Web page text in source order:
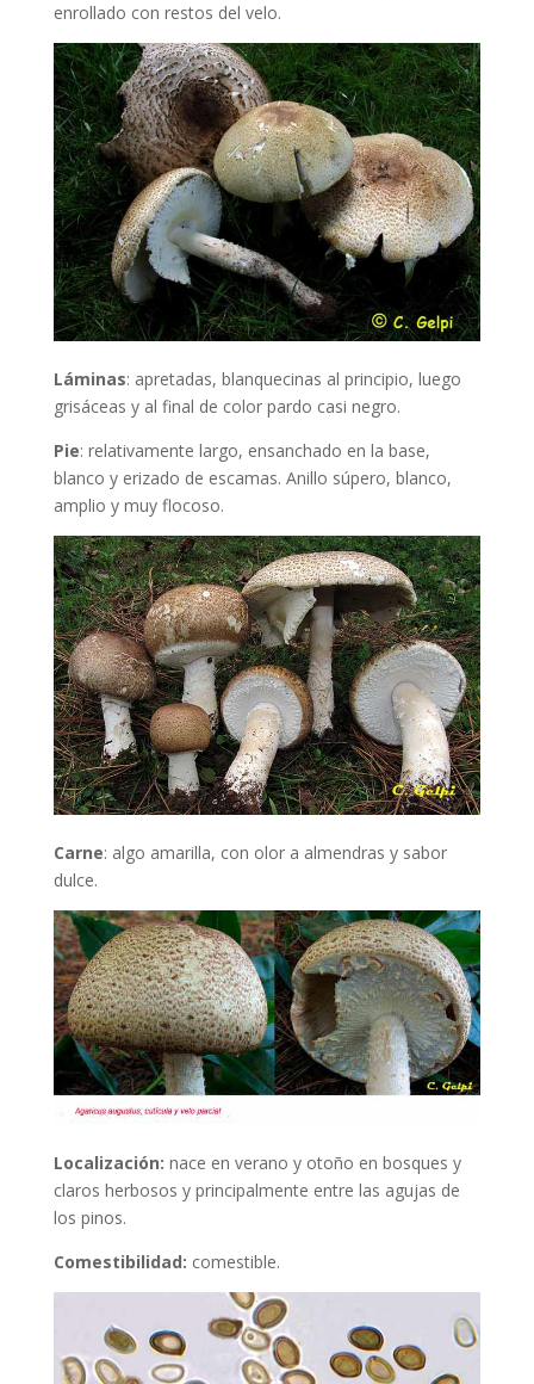
enrollado con restos del velo.
Láminas: apretadas, blanquecinas al principio, luego
grisáceas y al final de color pardo casi negro.
Pie: relativamente largo, ensanchado en la base,
blanco y erizado de escamas. Anillo súpero, blanco,
amplio y muy flocoso.
Carne: algo amarilla, con olor a almendras y sabor
dulce.
Localización: nace en verano y otoño en bosques y
claros herbosos y principalmente entre las agujas de
los pinos.
Comestibilidad: comestible.